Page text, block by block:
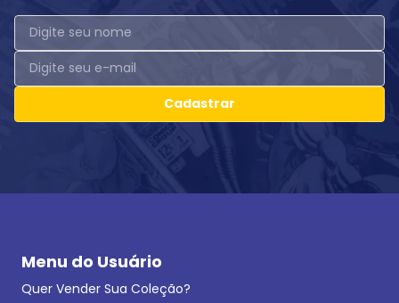
Cadastrar
Menu do Usuário
Quer Vender Sua Coleção?